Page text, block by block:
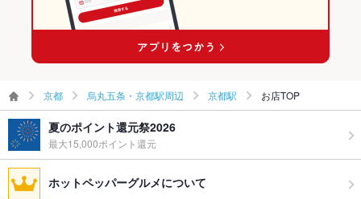
カクテル充実、焼酎充実、日本酒充実、ワイン充実
お子様連れ お子様連れOK
ウェディン
グパーティ
ー二次会
大歓迎！！パーティープランございます。お気軽にご相談くだ
さい。
お祝い・サ
プライズ対
応
可
京都駅 × 和風・創作
京都 烏丸五条・京都駅周辺 京都駅 お店TOP
夏のポイント還元祭2026
最大15,000ポイント還元
ホットペッパーグルメについて